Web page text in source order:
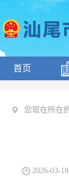
首页
您现在所在
2026-03-